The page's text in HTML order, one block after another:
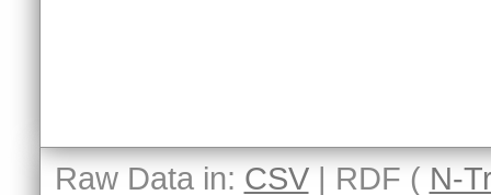
Raw Data in: CSV| RDF ( N-